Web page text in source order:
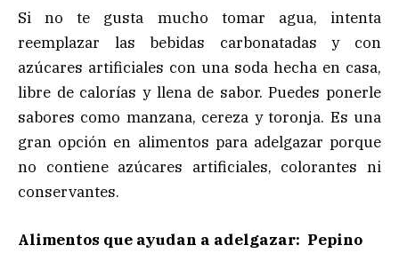
Si no te gusta mucho tomar agua, intenta
reemplazar las bebidas carbonatadas y con
azúcares artificiales con una soda hecha en casa,
libre de calorías y llena de sabor. Puedes ponerle
sabores como manzana, cereza y toronja. Es una
gran opción en alimentos para adelgazar porque
no contiene azúcares artificiales, colorantes ni
conservantes.
Alimentos que ayudan a adelgazar: Pepino